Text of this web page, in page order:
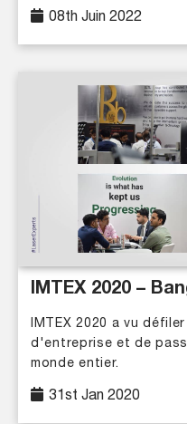
08th Juin 2022
IMTEX 2020 –
IMTEX 2020 a vu
d'entreprise et de
monde entier.
31st Jan 2020